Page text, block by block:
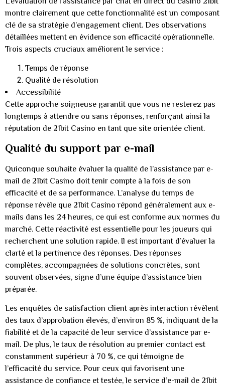
montre clairement que cette fonctionnalité est un composant
clé de sa stratégie d’engagement client. Des observations
détaillées mettent en évidence son efficacité opérationnelle.
Trois aspects cruciaux améliorent le service :
Temps de réponse
Qualité de résolution
Accessibilité
Cette approche soigneuse garantit que vous ne resterez pas
longtemps à attendre ou sans réponses, renforçant ainsi la
réputation de 21bit Casino en tant que site orientée client.
Qualité du support par e-mail
Quiconque souhaite évaluer la qualité de l’assistance par e-
mail de 21bit Casino doit tenir compte à la fois de son
efficacité et de sa performance. L’analyse du temps de
réponse révèle que 21bit Casino répond généralement aux e-
mails dans les 24 heures, ce qui est conforme aux normes du
marché. Cette réactivité est essentielle pour les joueurs qui
recherchent une solution rapide. Il est important d’évaluer la
clarté et la pertinence des réponses. Des réponses
complètes, accompagnées de solutions concrètes, sont
souvent observées, signe d’une équipe d’assistance bien
préparée.
Les enquêtes de satisfaction client après interaction révèlent
des taux d’approbation élevés, d’environ 85 %, indiquant de la
fiabilité et de la capacité de leur service d’assistance par e-
mail. De plus, le taux de résolution au premier contact est
constamment supérieur à 70 %, ce qui témoigne de
l’efficacité du service. Pour ceux qui favorisent une
assistance de confiance et testée, le service d’e-mail de 21bit